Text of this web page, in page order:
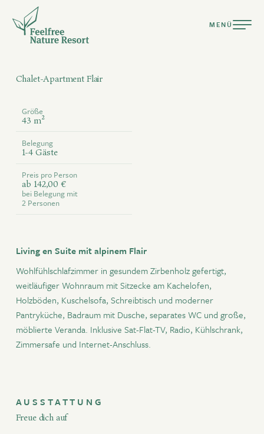
MENÜ
ENGLISH
Resort
Suiten & Chalets
Aktiv Winter
Angebote
Kontakt
Partner
Chalet-Apartment Flair
Größe
43 m²
Belegung
1-4 Gäste
Preis pro Person
ab 142,00 €
bei Belegung mit
2 Personen
Living en Suite mit alpinem Flair
Wohlfühlschlafzimmer in gesundem Zirbenholz gefertigt,
weitläufiger Wohnraum mit Sitzecke am Kachelofen,
Holzböden, Kuschelsofa, Schreibtisch und moderner
Pantryküche, Badraum mit Dusche, separates WC und große,
möblierte Veranda. Inklusive Sat-Flat-TV, Radio, Kühlschrank,
Zimmersafe und Internet-Anschluss.
AUSSTATTUNG
Freue dich auf
Bereit für Urlaub ganz nach deiner Natur?
keine An- & Abreise
nicht verfügbar
JETZT BUCHEN
ANFRAGEN